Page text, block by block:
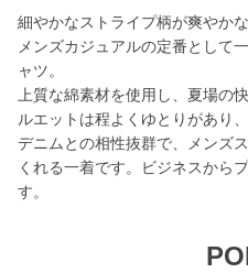
細やかなストライプ柄が爽やか
メンズカジュアルの定番として
ャツ。
上質な綿素材を使用し、夏場の
ルエットは程よくゆとりがあり
デニムとの相性抜群で、メンズ
くれる一着です。ビジネスから
す。